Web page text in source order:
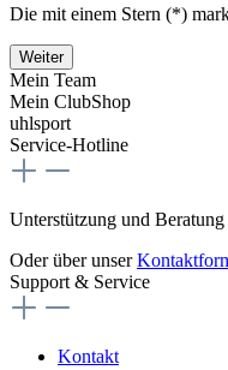
Die mit einem Stern (*)
Weiter
Mein Team
Mein ClubShop
uhlsport
Service-Hotline
Unterstützung und Beratung
Oder über unser
Support & Service
Kontakt